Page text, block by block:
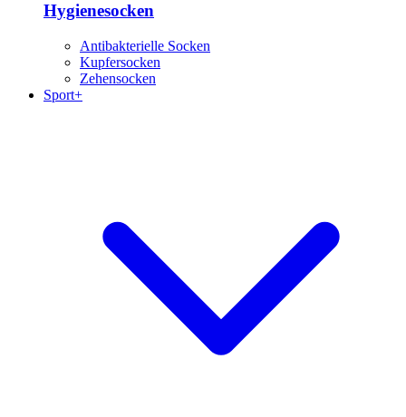
Hygienesocken
Antibakterielle Socken
Kupfersocken
Zehensocken
Sport+